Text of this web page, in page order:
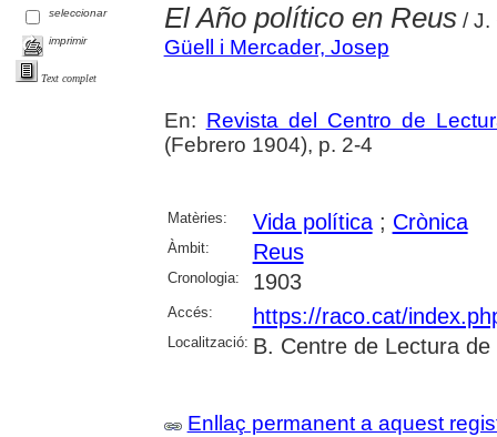
seleccionar
imprimir
Text complet
El Año político en Reus/ J.
Güell i Mercader, Josep
En: Revista del Centro de
(Febrero 1904), p. 2-4
Matèries: Vida política; Crònica
Àmbit: Reus
Cronologia: 1903
Accés: https://raco.cat/
Localització: B. Centre de Lectura de
Enllaç permanent a aquest